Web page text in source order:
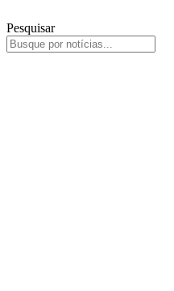
Pesquisar